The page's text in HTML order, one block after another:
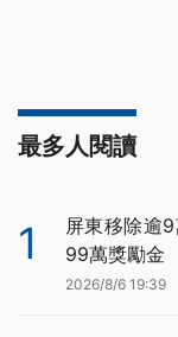
最多人閱讀
1
屏東移除逾
99萬獎勵金
2026/8/6 19:39